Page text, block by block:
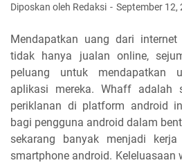
Diposkan oleh Redaksi September 12,
Mendapatkan uang dari
tidak hanya jualan online,
peluang untuk mendapatkan
aplikasi mereka. Whaff adalah
periklanan di platform android
bagi pengguna android dalam
sekarang banyak menjadi kerja
smartphone android. Keleluasaan